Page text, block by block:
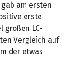
am ersten
erste
großen LC-
Vergleich auf
der etwas